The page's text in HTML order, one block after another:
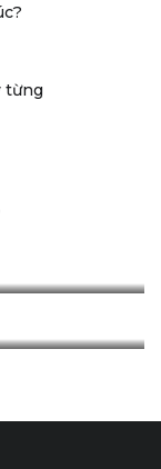
từng
– QUẬN